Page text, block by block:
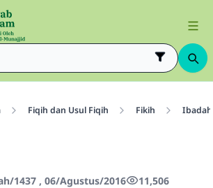
Fiqih dan Usul Fiqih Fikih
1437 , 06/Agustus/2016 11,506